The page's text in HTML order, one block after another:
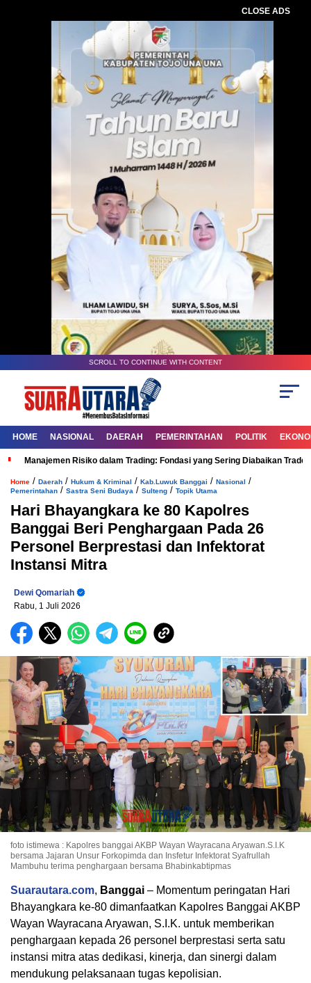
CLOSE ADS
SCROLL TO CONTINUE WITH CONTENT
HOME NASIONAL DAERAH PEMERINTAHAN POLITIK
Manajemen Risiko dalam Trading: Fondasi yang Sering Diabaikan
Home / Daerah / Hukum & Kriminal / Kab.Luwuk Banggai / Nasional /
Pemerintahan / Sastra Seni Budaya / Sulteng / Topik Utama
Hari Bhayangkara ke 80 Kapolres
Banggai Beri Penghargaan Pada 26
Personel Berprestasi dan Infektorat
Instansi Mitra
Dewi Qomariah
Rabu, 1 Juli 2026
foto istimewa : Kapolres banggai AKBP Wayan Wayracana Aryawan.S.I.K
bersama Jajaran Unsur Forkopimda dan Insfetur Infektorat Syafrullah
Mambuhu terima penghargaan bersama Bhabinkabtipmas
Suarautara.com, Banggai – Momentum peringatan Hari
Bhayangkara ke-80 dimanfaatkan Kapolres Banggai AKBP
Wayan Wayracana Aryawan, S.I.K. untuk memberikan
penghargaan kepada 26 personel berprestasi serta satu
instansi mitra atas dedikasi, kinerja, dan sinergi dalam
mendukung pelaksanaan tugas kepolisian.